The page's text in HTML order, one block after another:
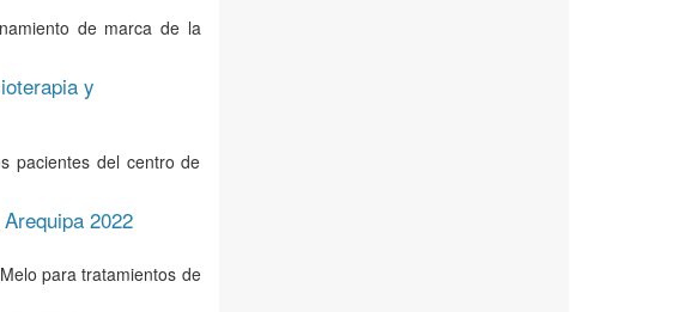
de marca de la
y
pacientes del centro de
2022
para tratamientos de